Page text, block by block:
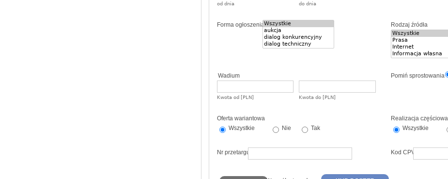
od dnia do dnia
Forma ogłoszenia Rodzaj źródła
Wadium
Kwota od [PLN] Kwota do [PLN]
Pomiń sprostowania
Oferta wariantowa
Wszystkie
Nie Tak
Realizacja częściowa
Wszystkie
Nr przetargu Kod CPV